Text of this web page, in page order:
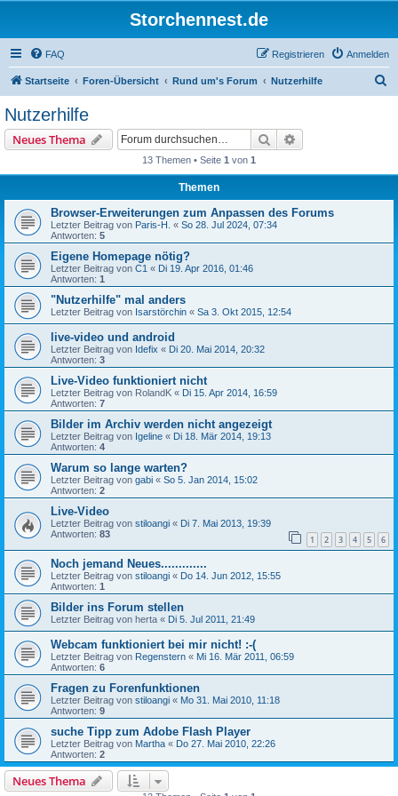
Storchennest.de
FAQ Anmelden
Registrieren
Startseite Foren-Übersicht Rund um's Forum Nutzerhilfe
Nutzerhilfe
Neues Thema Suche
13 Themen • Seite 1 von 1
Themen
Browser-Erweiterungen zum Anpassen des Forums
Letzter Beitrag von Paris-H. « So 28. Jul 2024, 07:34
Antworten: 5
Eigene Homepage nötig?
Letzter Beitrag von C1 « Di 19. Apr 2016, 01:46
Antworten: 1
"Nutzerhilfe" mal anders
Letzter Beitrag von Isarstörchin « Sa 3. Okt 2015, 12:54
live-video und android
Letzter Beitrag von Idefix « Di 20. Mai 2014, 20:32
Antworten: 3
Live-Video funktioniert nicht
Letzter Beitrag von RolandK « Di 15. Apr 2014, 16:59
Antworten: 7
Bilder im Archiv werden nicht angezeigt
Letzter Beitrag von Igeline « Di 18. Mär 2014, 19:13
Antworten: 4
Warum so lange warten?
Letzter Beitrag von gabi « So 5. Jan 2014, 15:02
Antworten: 2
Live-Video
Letzter Beitrag von stiloangi « Di 7. Mai 2013, 19:39
Antworten: 83 1 2 3 4 5 6
Noch jemand Neues.............
Letzter Beitrag von stiloangi « Do 14. Jun 2012, 15:55
Antworten: 1
Bilder ins Forum stellen
Letzter Beitrag von herta « Di 5. Jul 2011, 21:49
Webcam funktioniert bei mir nicht! :-(
Letzter Beitrag von Regenstern « Mi 16. Mär 2011, 06:59
Antworten: 6
Fragen zu Forenfunktionen
Letzter Beitrag von stiloangi « Mo 31. Mai 2010, 11:18
Antworten: 9
suche Tipp zum Adobe Flash Player
Letzter Beitrag von Martha « Do 27. Mai 2010, 22:26
Antworten: 2
Neues Thema